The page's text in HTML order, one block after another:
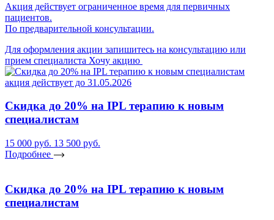
Акция действует ограниченное время для первичных
пациентов.
По предварительной консультации.
Для оформления акции запишитесь на консультацию или
прием специалиста Хочу акцию
акция действует до 31.05.2026
Скидка до 20% на IPL терапию к новым
специалистам
15 000 руб. 13 500 руб.
Подробнее
Скидка до 20% на IPL терапию к новым
специалистам